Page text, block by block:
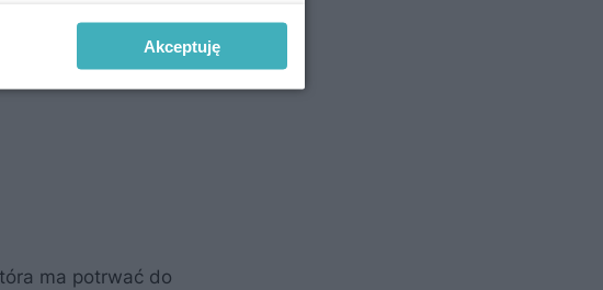
ma potrwać do
Akceptuję